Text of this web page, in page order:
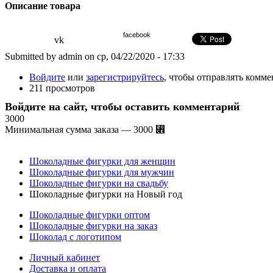
Описание товара
vk facebook
Submitted by admin on ср, 04/22/2020 - 17:33
Войдите или зарегистрируйтесь, чтобы отправлять
211 просмотров
Войдите на сайт, чтобы оставить комментарий
3000
Минимальная сумма заказа — 3000 ⃎
Шоколадные фигурки для женщин
Шоколадные фигурки для мужчин
Шоколадные фигурки на свадьбу
Шоколадные фигурки на Новый год
Шоколадные фигурки оптом
Шоколадные фигурки на заказ
Шоколад с логотипом
Личный кабинет
Доставка и оплата